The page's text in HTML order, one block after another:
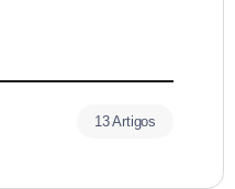
13 Artigos